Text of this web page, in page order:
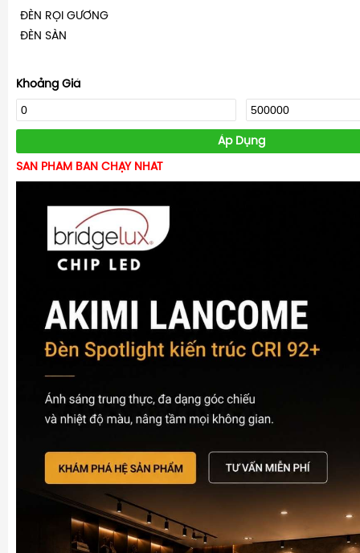
ĐÈN RỌI GƯƠNG
ĐÈN SÀN
Khoảng Giá
Áp Dụng
SẢN PHẨM BÁN CHẠY NHẤT